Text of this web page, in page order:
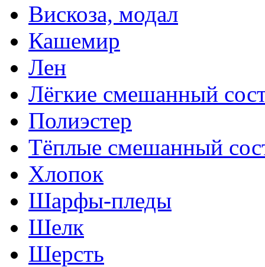
Вискоза, модал
Кашемир
Лен
Лёгкие смешанный
Полиэстер
Тёплые смешанный
Хлопок
Шарфы-пледы
Шелк
Шерсть